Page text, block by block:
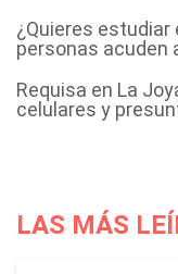
¿Quieres estudiar
personas acuden
Requisa en La
celulares y
LAS MÁS